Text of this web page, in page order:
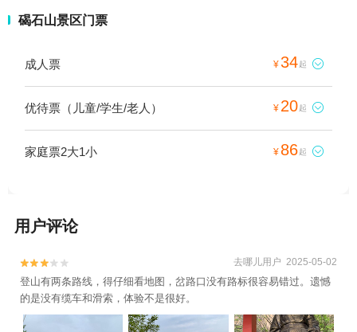
碣石山景区门票
成人票 ¥34起 
优待票（儿童/学生/老人） ¥ 20起 
家庭票2大1小 ¥ 86起 
用户评论

 去哪儿用户 2025-05-02
登山有两条路线，得仔细看地图，岔路口没有路标很容易错过。遗憾
的是没有缆车和滑索，体验不是很好。